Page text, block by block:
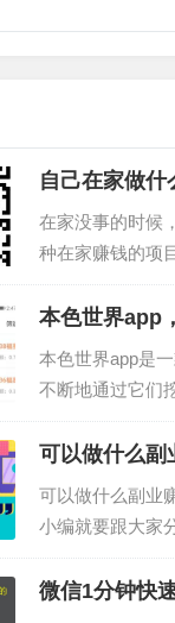
自己在家做什
在家没事的时候
种在家赚钱的项
吧。第一个：微
本色世界app
本色世界app是
不断地通过它们
星很值钱，估算
可以做什么副
可以做什么副业
小编就要跟大家
往下看吧。1、
微信1分钟快